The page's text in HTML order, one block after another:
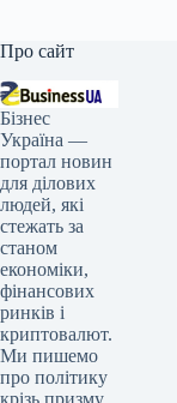
Про сайт
Бізнес
Україна —
портал новин
для ділових
людей, які
стежать за
станом
економіки,
фінансових
ринків і
криптовалют.
Ми пишемо
про політику
крізь призму